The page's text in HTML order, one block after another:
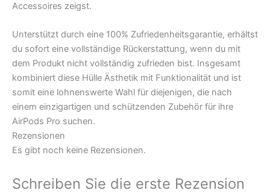
Accessoires zeigst.
Unterstützt durch eine 100% Zufriedenheitsgarantie, erhältst
du sofort eine vollständige Rückerstattung, wenn du mit
dem Produkt nicht vollständig zufrieden bist. Insgesamt
kombiniert diese Hülle Ästhetik mit Funktionalität und ist
somit eine lohnenswerte Wahl für diejenigen, die nach
einem einzigartigen und schützenden Zubehör für ihre
AirPods Pro suchen.
Rezensionen
Es gibt noch keine Rezensionen.
Schreiben Sie die erste Rezension